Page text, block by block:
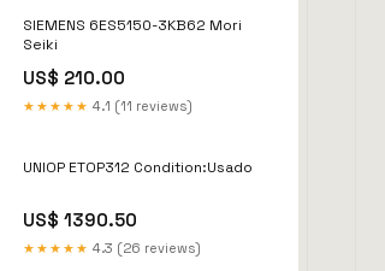
SIEMENS 6ES5150-3KB62 Mori
Seiki
US$ 210.00
★★★★★ 4.1 (11 reviews)
UNIOP ETOP312 Condition:Usado
US$ 1390.50
★★★★★ 4.3 (26 reviews)